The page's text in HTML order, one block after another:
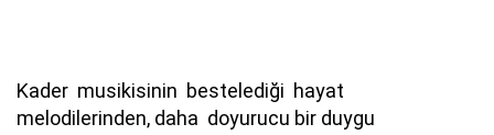
Kader musikisinin bestelediği hayat
melodilerinden, daha doyurucu bir duygu